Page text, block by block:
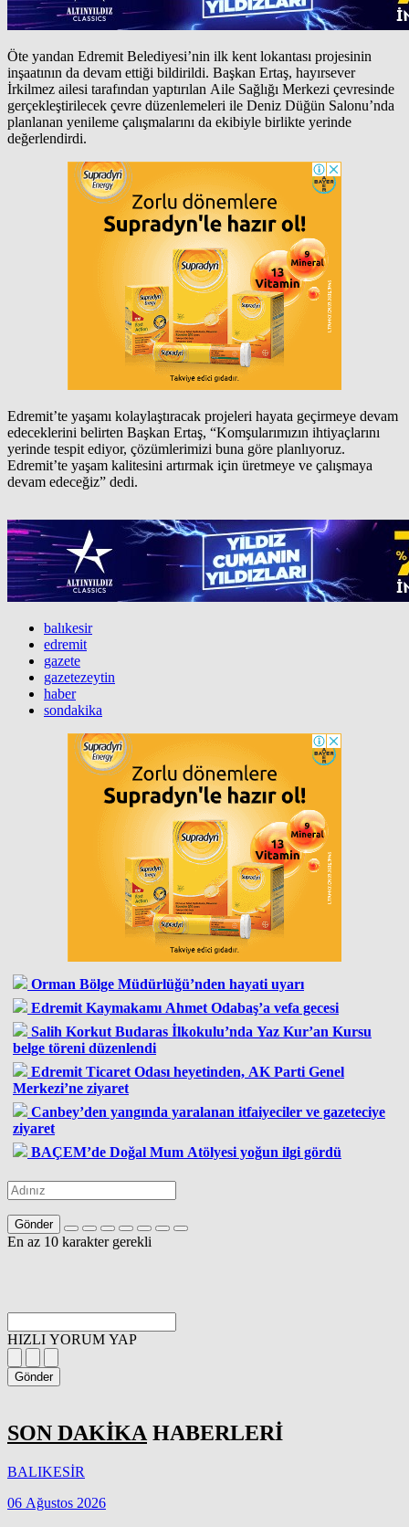
Öte yandan Edremit Belediyesi’nin ilk kent lokantası projesinin
inşaatının da devam ettiği bildirildi. Başkan Ertaş, hayırsever
İrkilmez ailesi tarafından yaptırılan Aile Sağlığı Merkezi çevresinde
gerçekleştirilecek çevre düzenlemeleri ile Deniz Düğün Salonu’nda
planlanan yenileme çalışmalarını da ekibiyle birlikte yerinde
değerlendirdi.
Edremit’te yaşamı kolaylaştıracak projeleri hayata geçirmeye devam
edeceklerini belirten Başkan Ertaş, “Komşularımızın ihtiyaçlarını
yerinde tespit ediyor, çözümlerimizi buna göre planlıyoruz.
Edremit’te yaşam kalitesini artırmak için üretmeye ve çalışmaya
devam edeceğiz” dedi.
balıkesir
edremit
gazete
gazetezeytin
haber
sondakika
Orman Bölge Müdürlüğü’nden hayati uyarı
Edremit Kaymakamı Ahmet Odabaş’a vefa gecesi
Salih Korkut Budaras İlkokulu’nda Yaz Kur’an Kursu
belge töreni düzenlendi
Edremit Ticaret Odası heyetinden, AK Parti Genel
Merkezi’ne ziyaret
Canbey’den yangında yaralanan itfaiyeciler ve gazeteciye
ziyaret
BAÇEM’de Doğal Mum Atölyesi yoğun ilgi gördü
Gönder
En az 10 karakter gerekli
HIZLI YORUM YAP
Gönder
SON DAKİKA HABERLERİ
BALIKESİR
06 Ağustos 2026